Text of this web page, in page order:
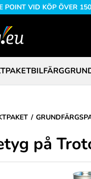
POINT VID KÖP ÖVER
BILFÄRG
på